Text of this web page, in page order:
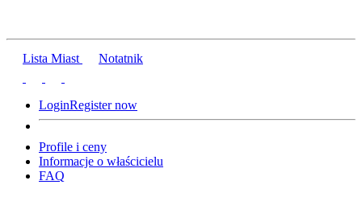
Lista Miast Notatnik
LoginRegister now
Profile i ceny
Informacje o właścicielu
FAQ